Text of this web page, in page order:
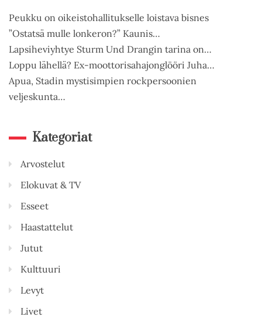
Peukku on oikeistohallitukselle loistava bisnes
”Ostatsä mulle lonkeron?” Kaunis…
Lapsiheviyhtye Sturm Und Drangin tarina on…
Loppu lähellä? Ex-moottorisahajonglööri Juha…
Apua, Stadin mystisimpien rockpersoonien
veljeskunta…
Kategoriat
Arvostelut
Elokuvat & TV
Esseet
Haastattelut
Jutut
Kulttuuri
Levyt
Livet